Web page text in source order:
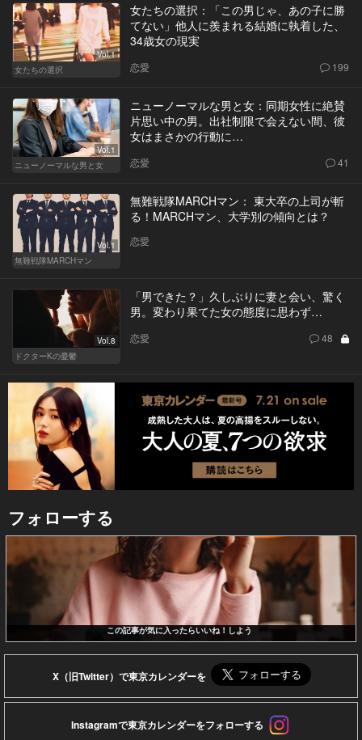
Vol.1
女たちの選択
女たちの選択：「この男じゃ、あの子に勝
てない」他人に羨まれる結婚に執着した、
34歳女の現実
恋愛 199
Vol.1
ニューノーマルな男と女
ニューノーマルな男と女：同期女性に絶賛
片思い中の男。出社制限で会えない間、彼
女はまさかの行動に…
恋愛 41
Vol.1
無難戦隊MARCHマン
無難戦隊MARCHマン： 東大卒の上司が斬
る！MARCHマン、大学別の傾向とは？
恋愛
Vol.8
ドクターKの憂鬱
「男できた？」久しぶりに妻と会い、驚く
男。変わり果てた女の態度に思わず…
恋愛 48
フォローする
この記事が気に入ったらいいね！しよう
X（旧Twitter）で東京カレンダーを
Instagramで東京カレンダーをフォローする